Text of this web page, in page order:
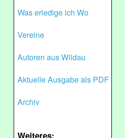
Was erledige ich Wo
Vereine
Autoren aus Wildau
Aktuelle Ausgabe als PDF
Archiv
Weiteres: